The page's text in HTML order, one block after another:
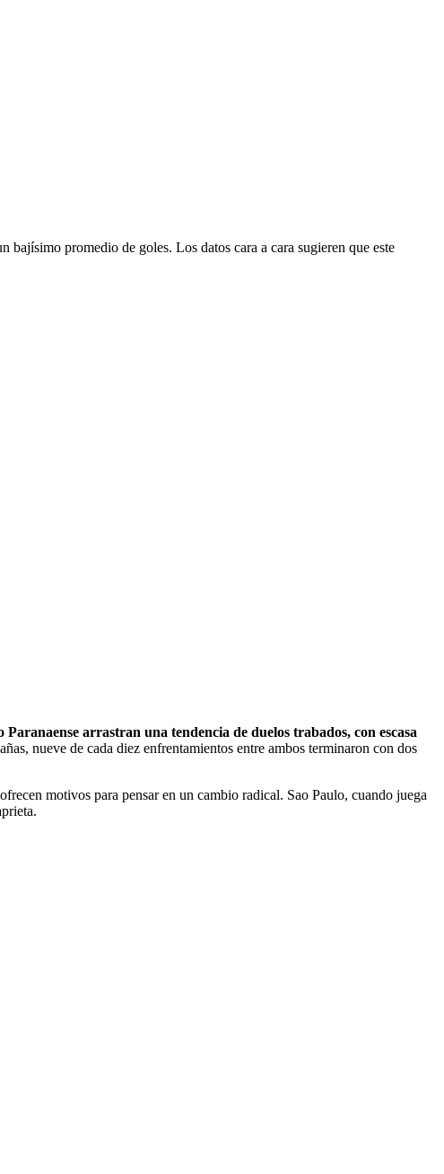
promedio de goles. Los datos cara a cara sugieren que este
Paranaense arrastran una tendencia de duelos trabados, con escasa
nueve de cada diez enfrentamientos entre ambos terminaron con dos
motivos para pensar en un cambio radical. Sao Paulo, cuando juega